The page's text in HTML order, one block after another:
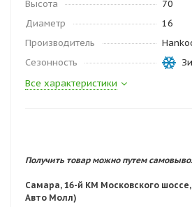
Высота
70
Диаметр
16
Производитель
Сезонность
Все характеристики
Получить товар можно путем
Самара, 16-й КМ Московского
Авто Молл)